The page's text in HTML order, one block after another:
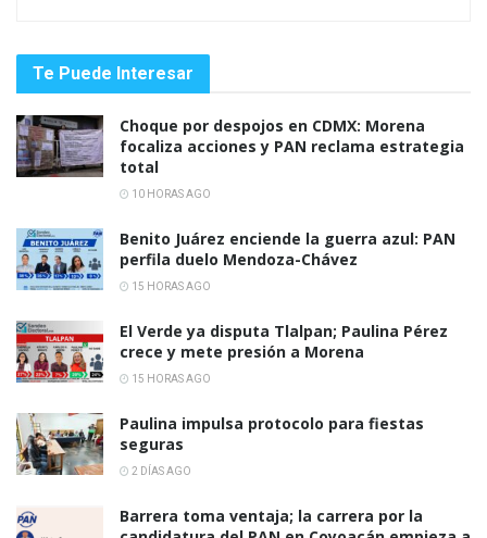
Te Puede Interesar
Choque por despojos en CDMX: Morena
focaliza acciones y PAN reclama estrategia
total
10 HORAS AGO
Benito Juárez enciende la guerra azul: PAN
perfila duelo Mendoza-Chávez
15 HORAS AGO
El Verde ya disputa Tlalpan; Paulina Pérez
crece y mete presión a Morena
15 HORAS AGO
Paulina impulsa protocolo para fiestas
seguras
2 DÍAS AGO
Barrera toma ventaja; la carrera por la